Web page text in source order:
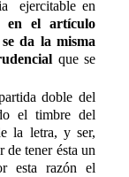
ejercitable en
en el artículo
se da la misma
que se
doble del
el timbre del
la letra, y ser,
de tener ésta un
esta razón el